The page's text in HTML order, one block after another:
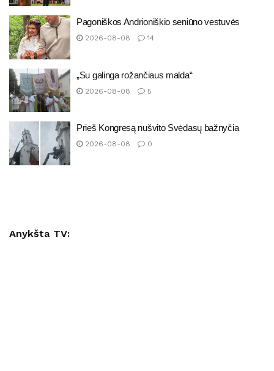
Pagoniškos Andrioniškio seniūno vestuvės
2026-08-08 14
„Su galinga rožančiaus malda“
2026-08-08 5
Prieš Kongresą nušvito Svėdasų bažnyčia
2026-08-08 0
Anykšta TV: